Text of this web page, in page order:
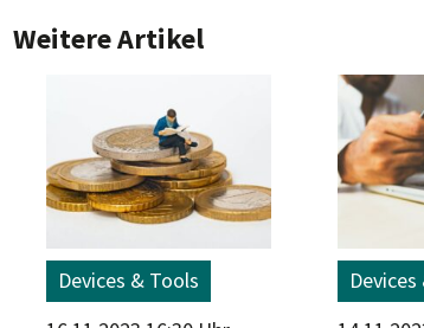
Weitere Artikel
Devices & Tools